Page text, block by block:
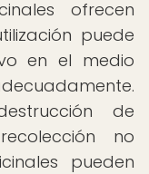
ofrecen
puede
en el medio
de
no
pueden